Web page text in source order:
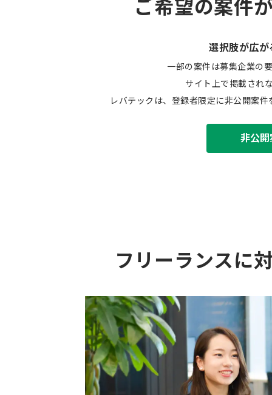
ご希望の案件
選択肢が広が
一部の案件は募集企業の
サイト上で掲載され
レバテックは、登録者限定に非公開案
非公
フリーランスに